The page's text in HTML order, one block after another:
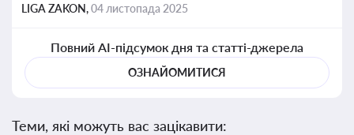
LIGA ZAKON,04 листопада 2025
Повний AI-підсумок дня та статті-джерела
ОЗНАЙОМИТИСЯ
Теми, які можуть вас зацікавити: